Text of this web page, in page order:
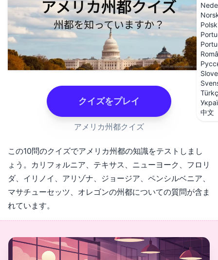
中文
クイズをプレイ
アメリカ州都クイズ
この10問のクイズでアメリカ州都の知識をテストしまし
ょう。カリフォルニア、テキサス、ニューヨーク、フロリ
ダ、イリノイ、アリゾナ、ジョージア、ペンシルベニア、
マサチューセッツ、オレゴンの州都についての質問が含ま
れています。